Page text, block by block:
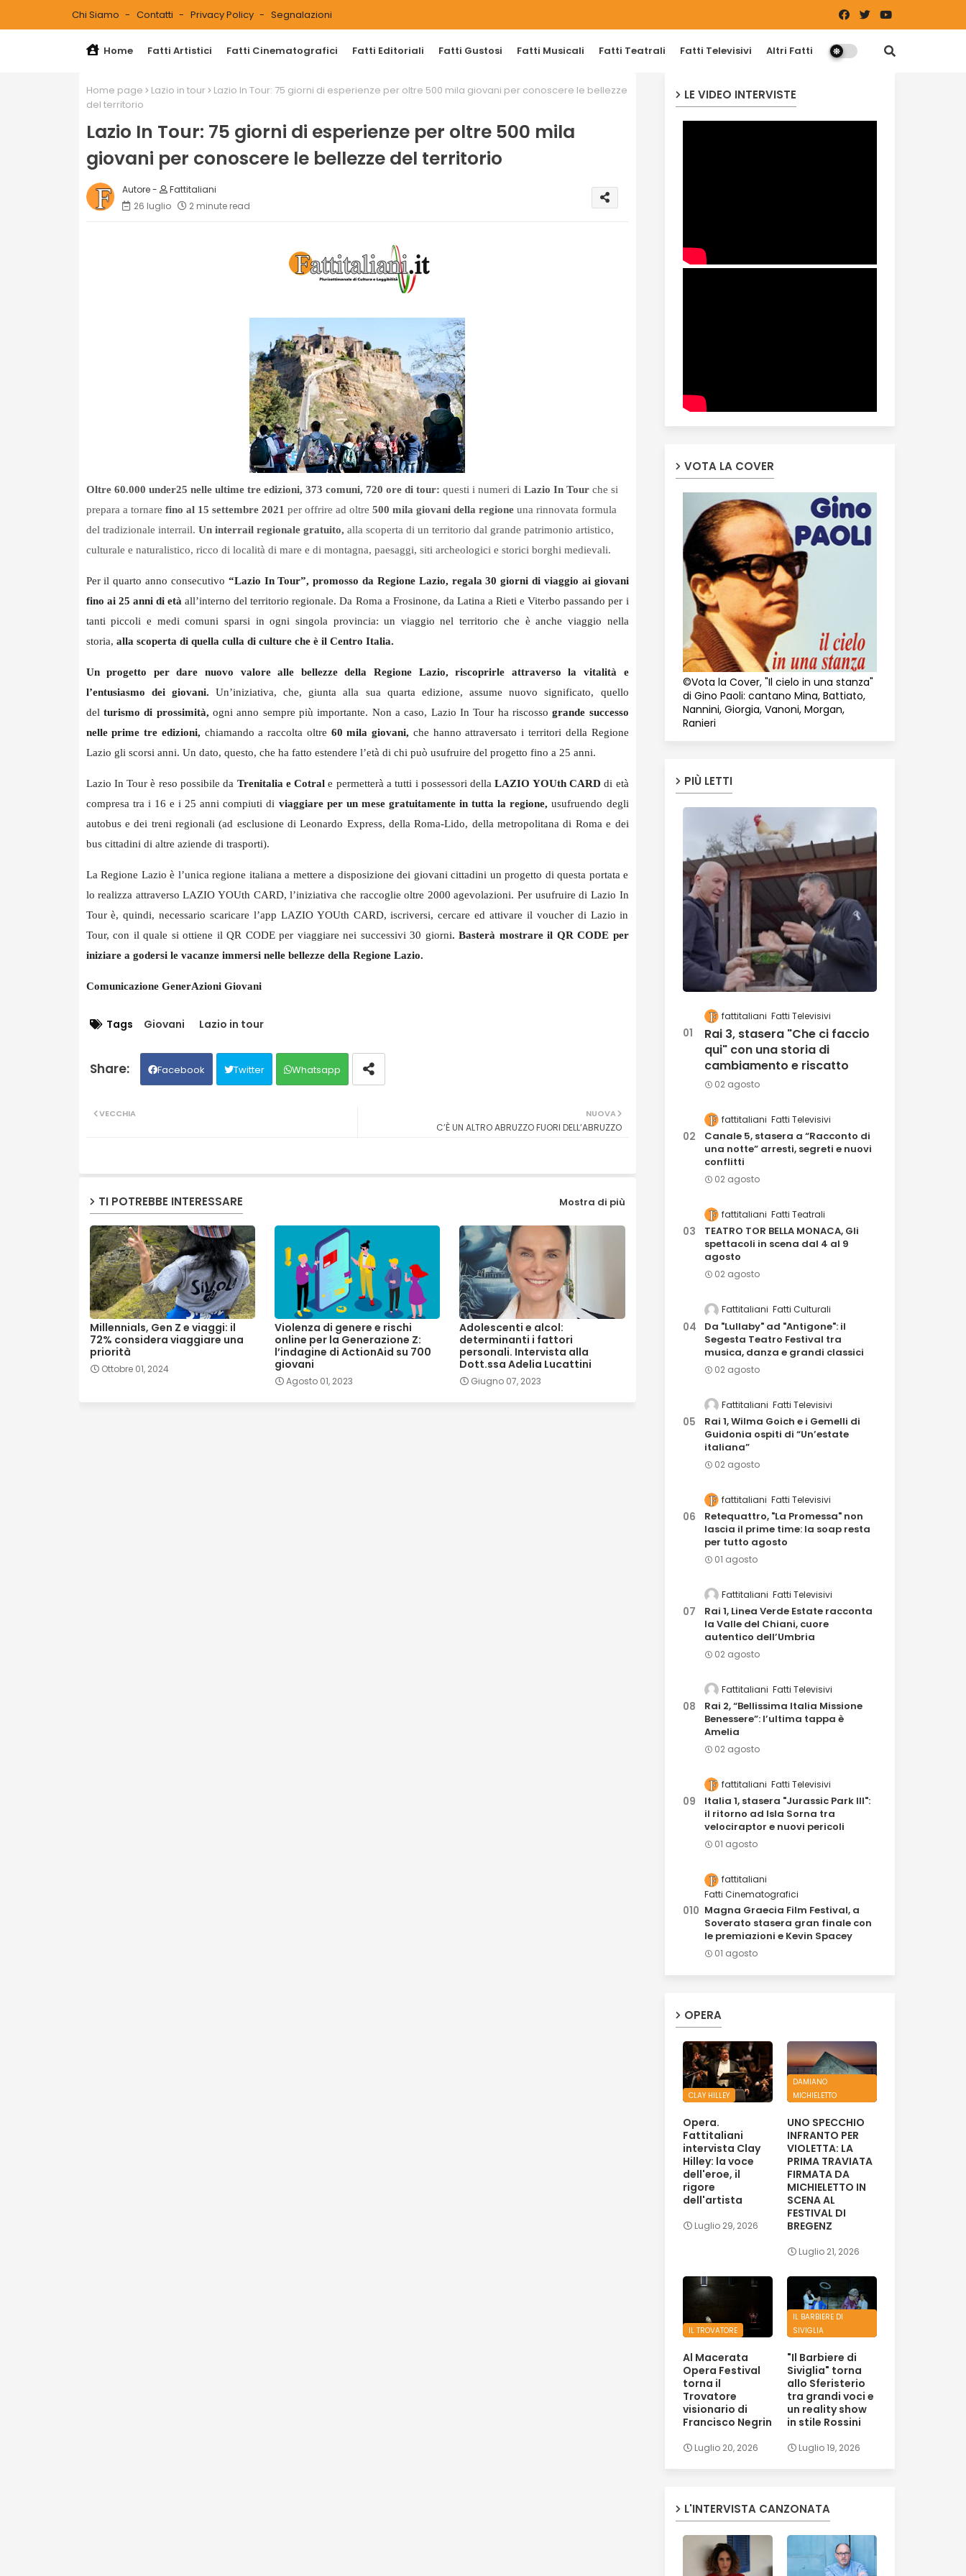
Chi Siamo Contatti Privacy Policy Segnalazioni
Home Fatti Artistici Fatti Cinematografici Fatti Editoriali Fatti Gustosi Fatti Musicali Fatti Teatrali Fatti Televisivi Altri Fatti
Home page Lazio in tour
Lazio In Tour: 75 giorni di esperienze per oltre 500 mila giovani per conoscere le bellezze
del territorio
Lazio In Tour: 75 giorni di esperienze per oltre 500 mila
giovani per conoscere le bellezze del territorio
Fattitaliani
26 luglio
2 minute read
Oltre 60.000 under25 nelle ultime tre edizioni, 373 comuni, 720 ore di tour: questi i numeri di Lazio In Tour che si
prepara a tornare fino al 15 settembre 2021 per offrire ad oltre 500 mila giovani della regione una rinnovata formula
del tradizionale interrail. Un interrail regionale gratuito, alla scoperta di un territorio dal grande patrimonio artistico,
culturale e naturalistico, ricco di località di mare e di montagna, paesaggi, siti archeologici e storici borghi medievali.
Per il quarto anno consecutivo “Lazio In Tour”, promosso da Regione Lazio, regala 30 giorni di viaggio ai giovani
fino ai 25 anni di etàall’interno del territorio regionale. Da Roma a Frosinone, da Latina a Rieti e Viterbo passando per i
tanti piccoli e medi comuni sparsi in ogni singola provincia: un viaggio nel territorio che è anche viaggio nella
storia, alla scoperta di quella culla di culture che è il Centro Italia.
Un progetto per dare nuovo valore alle bellezze della Regione Lazio, riscoprirle attraverso la vitalità e
l’entusiasmo dei giovani. Un’iniziativa, che, giunta alla sua quarta edizione, assume nuovo significato, quello
del turismo di prossimità,ogni anno sempre più importante. Non a caso, Lazio In Tour ha riscossogrande successo
nelle prime tre edizioni,chiamando a raccolta oltre 60 mila giovani, che hanno attraversato i territori della Regione
Lazio gli scorsi anni. Un dato, questo, che ha fatto estendere l’età di chi può usufruire del progetto fino a 25 anni.
Lazio In Tour è reso possibile da Trenitalia e Cotral e permetterà a tutti i possessori dellaLAZIO YOUth CARDdi età
compresa tra i 16 e i 25 anni compiuti di viaggiare per un mese gratuitamente in tutta la regione, usufruendo degli
autobus e dei treni regionali (ad esclusione di Leonardo Express, della Roma-Lido, della metropolitana di Roma e dei
bus cittadini di altre aziende di trasporti).
La Regione Lazio è l’unica regione italiana a mettere a disposizione dei giovani cittadini un progetto di questa portata e
lo realizza attraverso LAZIO YOUth CARD, l’iniziativa che raccoglie oltre 2000 agevolazioni. Per usufruire di Lazio In
Tour è, quindi, necessario scaricare l’app LAZIO YOUth CARD, iscriversi, cercare ed attivare il voucher di Lazio in
Tour, con il quale si ottiene il QR CODE per viaggiare nei successivi 30 giorni. Basterà mostrare il QR CODE per
iniziare a godersi le vacanze immersi nelle bellezze della Regione Lazio.
Comunicazione GenerAzioni Giovani
Tags Giovani Lazio in tour
Facebook Twitter Whatsapp
NUOVA
C’È UN ALTRO ABRUZZO FUORI DELL’ABRUZZO
VECCHIA
TI POTREBBE INTERESSARE Mostra di più
Millennials, Gen Z e viaggi: il
72% considera viaggiare una
priorità
Ottobre 01, 2024
Violenza di genere e rischi
online per la Generazione Z:
l’indagine di ActionAid su 700
giovani
Agosto 01, 2023
Adolescenti e alcol:
determinanti i fattori
personali. Intervista alla
Dott.ssa Adelia Lucattini
Giugno 07, 2023
LE VIDEO INTERVISTE
VOTA LA COVER
©Vota la Cover, "Il cielo in una stanza"
di Gino Paoli: cantano Mina, Battiato,
Nannini, Giorgia, Vanoni, Morgan,
Ranieri
PIÙ LETTI
fattitaliani Fatti Televisivi
Rai 3, stasera "Che ci faccio
qui" con una storia di
cambiamento e riscatto
02 agosto
fattitaliani Fatti Televisivi
Canale 5, stasera a “Racconto di
una notte” arresti, segreti e nuovi
conflitti
02 agosto
fattitaliani Fatti Teatrali
TEATRO TOR BELLA MONACA, Gli
spettacoli in scena dal 4 al 9
agosto
02 agosto
Fattitaliani Fatti Culturali
Da "Lullaby" ad "Antigone": il
Segesta Teatro Festival tra
musica, danza e grandi classici
02 agosto
Fattitaliani Fatti Televisivi
Rai 1, Wilma Goich e i Gemelli di
Guidonia ospiti di “Un’estate
italiana”
02 agosto
fattitaliani Fatti Televisivi
Retequattro, "La Promessa" non
lascia il prime time: la soap resta
per tutto agosto
01 agosto
Fattitaliani Fatti Televisivi
Rai 1, Linea Verde Estate racconta
la Valle del Chiani, cuore
autentico dell’Umbria
02 agosto
Fattitaliani Fatti Televisivi
Rai 2, “Bellissima Italia Missione
Benessere”: l’ultima tappa è
Amelia
02 agosto
fattitaliani Fatti Televisivi
Italia 1, stasera "Jurassic Park III":
il ritorno ad Isla Sorna tra
velociraptor e nuovi pericoli
01 agosto
fattitaliani
Fatti Cinematografici
Magna Graecia Film Festival, a
Soverato stasera gran finale con
le premiazioni e Kevin Spacey
01 agosto
OPERA
CLAY HILLEY
Opera.
Fattitaliani
intervista Clay
Hilley: la voce
dell'eroe, il
rigore
dell'artista
Luglio 29, 2026
DAMIANO
MICHIELETTO
UNO SPECCHIO
INFRANTO PER
VIOLETTA: LA
PRIMA TRAVIATA
FIRMATA DA
MICHIELETTO IN
SCENA AL
FESTIVAL DI
BREGENZ
Luglio 21, 2026
IL TROVATORE
Al Macerata
Opera Festival
torna il
Trovatore
visionario di
Francisco Negrin
Luglio 20, 2026
IL BARBIERE DI
SIVIGLIA
"Il Barbiere di
Siviglia" torna
allo Sferisterio
tra grandi voci e
un reality show
in stile Rossini
Luglio 19, 2026
L'INTERVISTA CANZONATA